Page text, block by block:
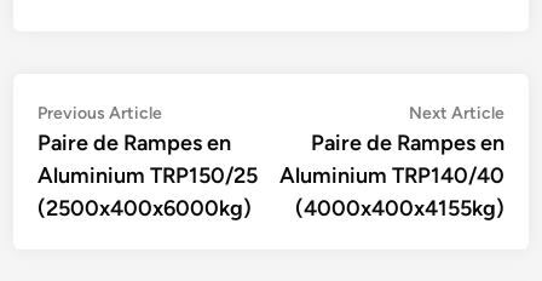
Navigation
de
l’article
Previous ArticlePrevious
article:
Paire de Rampes en
Aluminium TRP150/25
(2500x400x6000kg)
Next Article
Paire de Rampes en
Aluminium TRP140/40
(4000x400x4155kg)